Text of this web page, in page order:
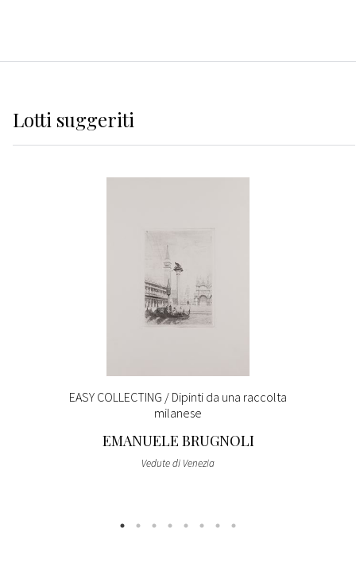
Lotti suggeriti
EASY COLLECTING / Dipinti da una raccolta
milanese
EMANUELE BRUGNOLI
Vedute di Venezia